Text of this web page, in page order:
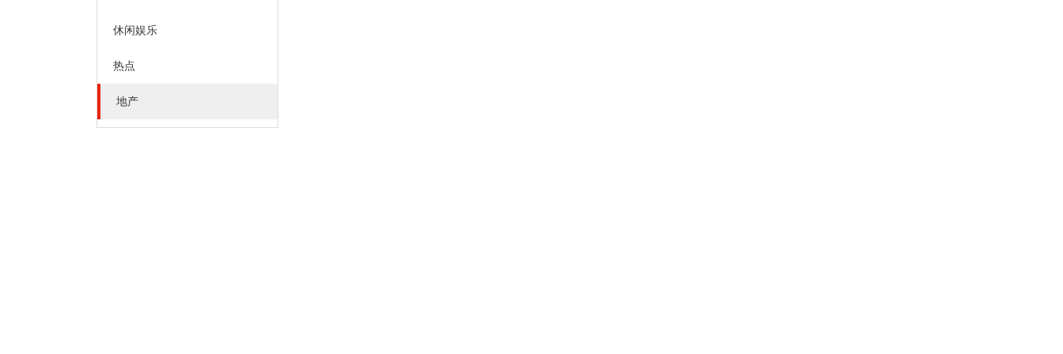
休闲娱乐
热点
地产